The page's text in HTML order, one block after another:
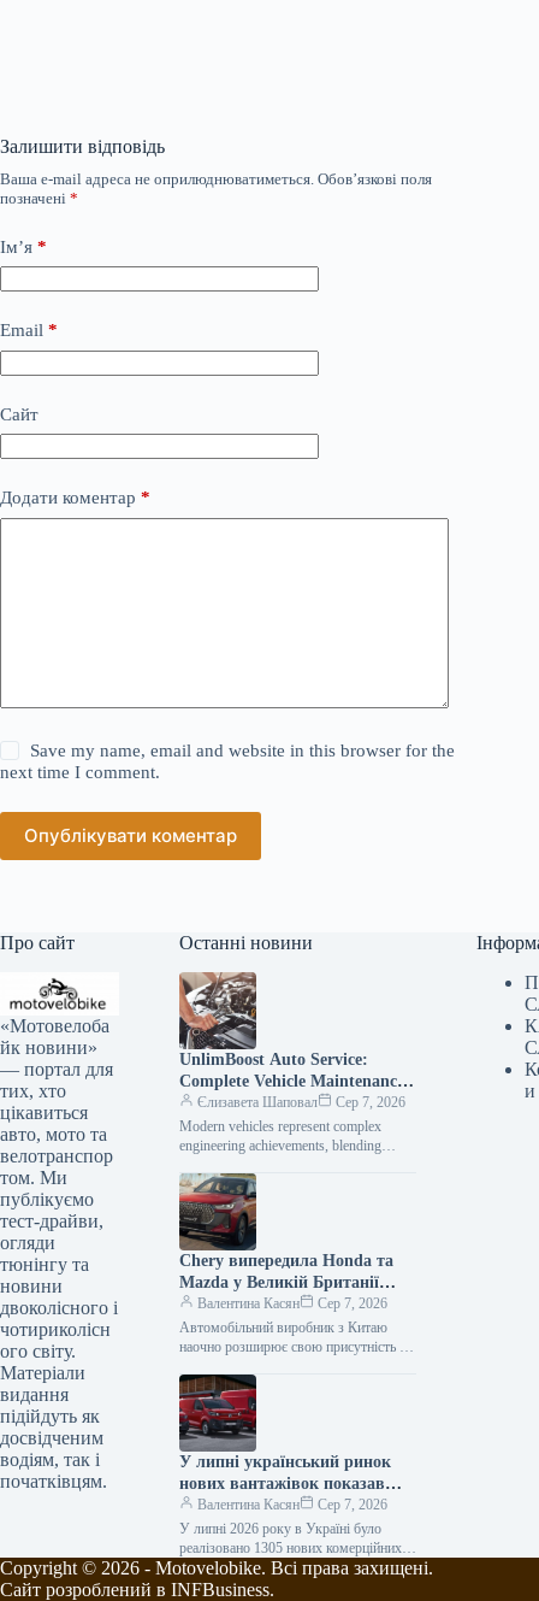
Залишити відповідь
Ваша e-mail адреса не оприлюднюватиметься. Обов’язкові поля
позначені *
Ім’я *
Email *
Сайт
Додати коментар *
Save my name, email and website in this browser for the
next time I comment.
Опублікувати коментар
Про сайт
«Мотовелоба
йк новини»
— портал для
тих, хто
цікавиться
авто, мото та
велотранспор
том. Ми
публікуємо
тест-драйви,
огляди
тюнінгу та
новини
двоколісного і
чотириколісн
ого світу.
Матеріали
видання
підійдуть як
досвідченим
водіям, так і
початківцям.
Останні новини
UnlimBoost Auto Service:
Complete Vehicle Maintenance
& ECU Tuning
Єлизавета Шаповал
Сер 7, 2026
Modern vehicles represent complex
engineering achievements, blending
with intricate electronic management
systems. When searching for specialized
car…
Chery випередила Honda та
Mazda у Великій Британії
лише за рік після своєї появи
на ринку.
Валентина Касян
Сер 7, 2026
Автомобільний виробник з Китаю
наочно розширює свою присутність на
відсоткову частку менш ніж за 12
місяців від…
У липні український ринок
нових вантажівок показав
зростання продажів на 34
відсотки.
Валентина Касян
Сер 7, 2026
У липні 2026 року в Україні було
реалізовано 1305 нових комерційних
транспортних засобів, що включають
вантажівки та спеціалізовану техніку.
и
Copyright © 2026 - Motovelobike. Всі права захищені.
Сайт розроблений в INFBusiness.